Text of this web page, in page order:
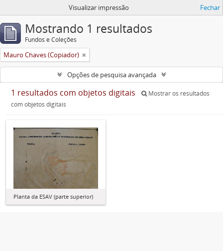
Visualizar impressão Fechar
Mostrando 1 resultados
Fundos e Coleções
Mauro Chaves (Copiador)
Opções de pesquisa avançada
1 resultados com objetos digitais
Mostrar os resultados
com objetos digitais
Planta da ESAV (parte superior)